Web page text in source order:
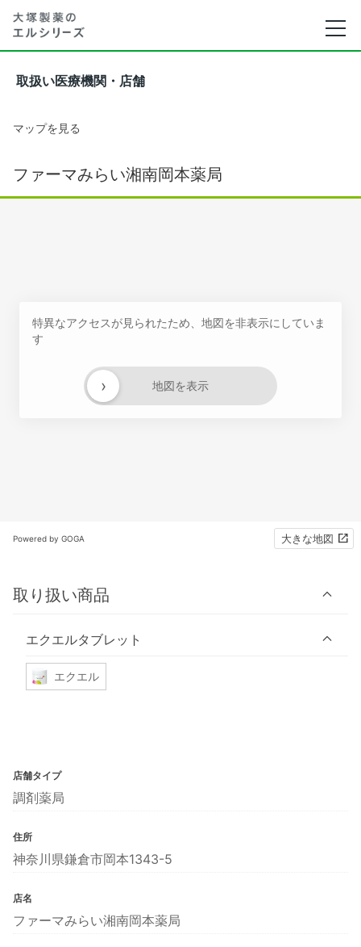
取扱い医療機関・店舗
マップを見る
ファーマみらい湘南岡本薬局
特異なアクセスが見られたため、地図を非表示にしていま
す
地図を表示
›
Powered by GOGA 大きな地図
取り扱い商品
エクエルタブレット
エクエル
店舗タイプ
調剤薬局
住所
神奈川県鎌倉市岡本1343-5
店名
ファーマみらい湘南岡本薬局